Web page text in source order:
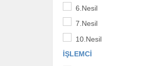
6.Nesil
7.Nesil
10.Nesil
İŞLEMCI